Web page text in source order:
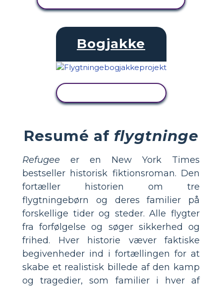
Bogjakke
Resumé af flygtninge
Refugee er en New York Times
bestseller historisk fiktionsroman. Den
fortæller historien om tre
flygtningebørn og deres familier på
forskellige tider og steder. Alle flygter
fra forfølgelse og søger sikkerhed og
frihed. Hver historie væver faktiske
begivenheder ind i fortællingen for at
skabe et realistisk billede af den kamp
og tragedier, som familier i hver af